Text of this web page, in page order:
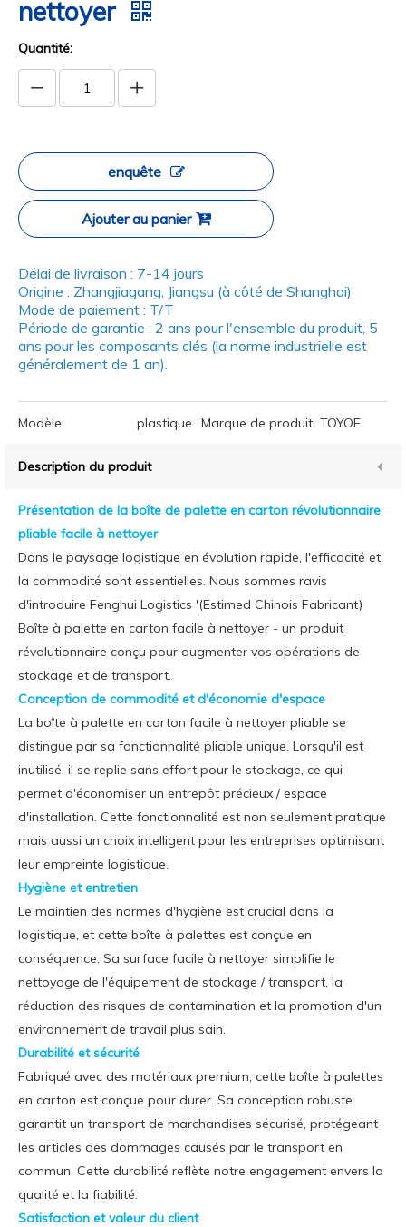
nettoyer
Quantité:
enquête
Ajouter au panier
Délai de livraison : 7-14 jours
Origine : Zhangjiagang, Jiangsu (à côté de Shanghai)
Mode de paiement : T/T
Période de garantie : 2 ans pour l'ensemble du produit, 5
ans pour les composants clés (la norme industrielle est
généralement de 1 an).
Modèle: plastique Marque de produit: TOYOE
Description du produit
Présentation de la boîte de palette en carton révolutionnaire
pliable facile à nettoyer
Dans le paysage logistique en évolution rapide, l'efficacité et
la commodité sont essentielles. Nous sommes ravis
d'introduire Fenghui Logistics '(Estimed Chinois Fabricant)
Boîte à palette en carton facile à nettoyer - un produit
révolutionnaire conçu pour augmenter vos opérations de
stockage et de transport.
Conception de commodité et d'économie d'espace
La boîte à palette en carton facile à nettoyer pliable se
distingue par sa fonctionnalité pliable unique. Lorsqu'il est
inutilisé, il se replie sans effort pour le stockage, ce qui
permet d'économiser un entrepôt précieux / espace
d'installation. Cette fonctionnalité est non seulement pratique
mais aussi un choix intelligent pour les entreprises optimisant
leur empreinte logistique.
Hygiène et entretien
Le maintien des normes d'hygiène est crucial dans la
logistique, et cette boîte à palettes est conçue en
conséquence. Sa surface facile à nettoyer simplifie le
nettoyage de l'équipement de stockage / transport, la
réduction des risques de contamination et la promotion d'un
environnement de travail plus sain.
Durabilité et sécurité
Fabriqué avec des matériaux premium, cette boîte à palettes
en carton est conçue pour durer. Sa conception robuste
garantit un transport de marchandises sécurisé, protégeant
les articles des dommages causés par le transport en
commun. Cette durabilité reflète notre engagement envers la
qualité et la fiabilité.
Satisfaction et valeur du client